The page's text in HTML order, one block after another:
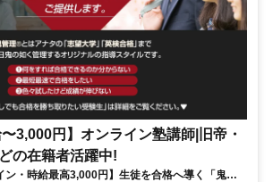
〜3,000円】オンライン塾講師|旧帝・
の在籍者活躍中!
ン・時給最高3,000円】生徒を合格へ導く「鬼管